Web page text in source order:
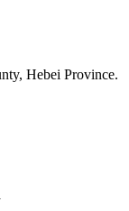
Hebei Province.